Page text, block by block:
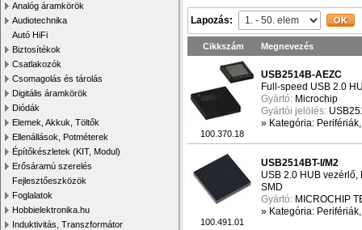
Analóg áramkörök
Audiotechnika
Autó HiFi
Biztosítékok
Csatlakozók
Csomagolás és tárolás
Digitális áramkörök
Diódák
Elemek, Akkuk, Töltők
Ellenállások, Potméterek
Építőkészletek (KIT, Modul)
Erősáramú szerelés
Fejlesztőeszközök
Foglalatok
Hobbielektronika.hu
Induktivitás, Transzformátor
Lapozás:
Cikkszám Megnevezés
100.370.18
USB2514B-AEZC
Full-speed USB 2.0
Gyártó: Microchip
Gyártói jelölés:
» Kategória:
100.491.01
USB2514BT-I/M2
USB 2.0 HUB vezérlő,
SMD
Gyártó: MICROCHIP
» Kategória: